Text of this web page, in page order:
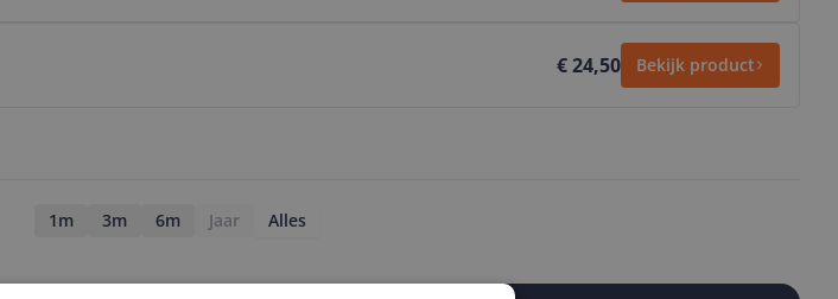
€ 24,50 Bekijk product
1m 3m 6m Jaar Alles